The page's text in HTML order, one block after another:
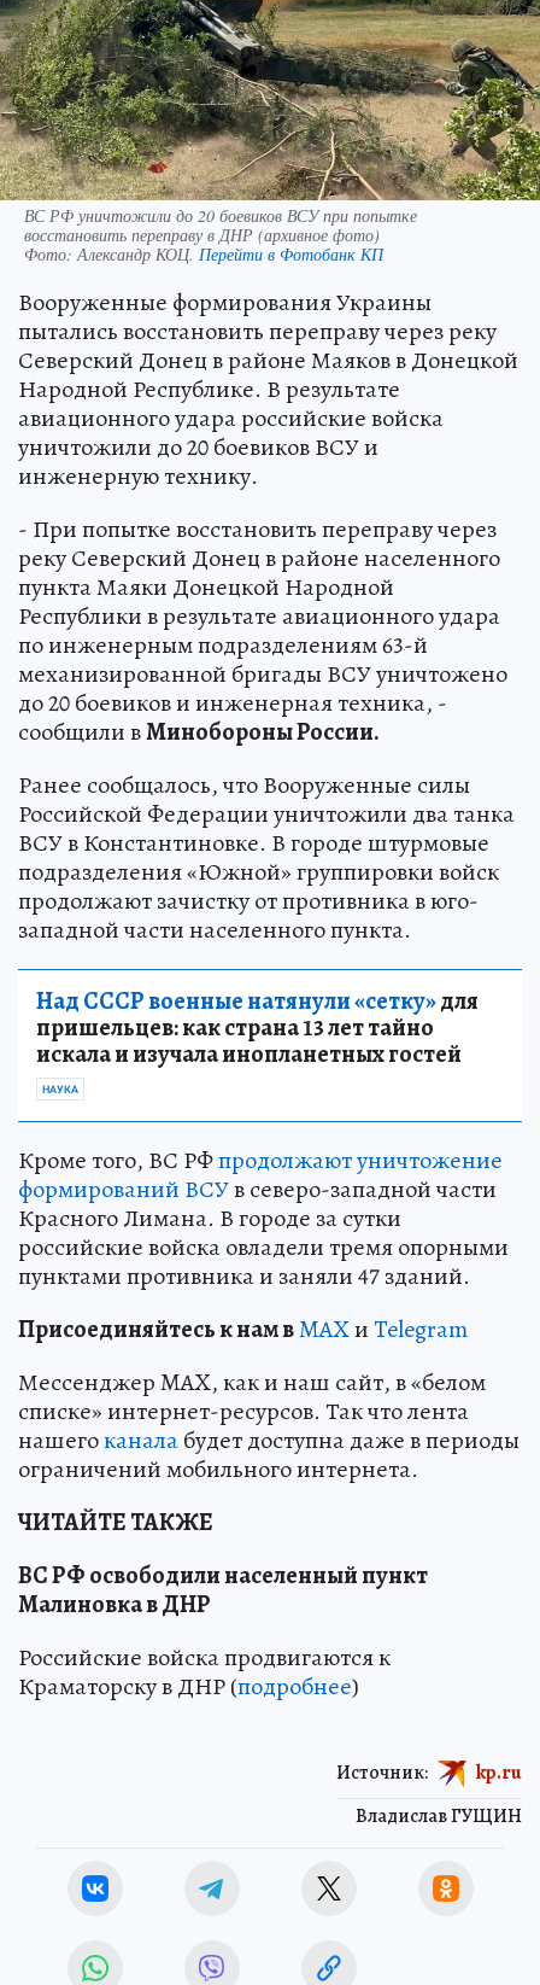
ВС РФ уничтожили до 20 боевиков ВСУ при попытке
восстановить переправу в ДНР (архивное фото)
Фото:Александр КОЦ. Перейти в Фотобанк КП
Вооруженные формирования Украины
пытались восстановить переправу через реку
Северский Донец в районе Маяков в Донецкой
Народной Республике. В результате
авиационного удара российские войска
уничтожили до 20 боевиков ВСУ и
инженерную технику.
- При попытке восстановить переправу через
реку Северский Донец в районе населенного
пункта Маяки Донецкой Народной
Республики в результате авиационного удара
по инженерным подразделениям 63-й
механизированной бригады ВСУ уничтожено
до 20 боевиков и инженерная техника, -
сообщили вМинобороны России.
Ранее сообщалось, что Вооруженные силы
Российской Федерации уничтожили два танка
ВСУ в Константиновке. В городе штурмовые
подразделения «Южной» группировки войск
продолжают зачистку от противника в юго-
западной части населенного пункта.
Над СССР военные натянули «сетку»для
пришельцев: как страна 13 лет тайно
искала и изучала инопланетных гостей
НАУКА
Кроме того, ВС РФпродолжают уничтожение
формирований ВСУв северо-западной части
Красного Лимана. В городе за сутки
российские войска овладели тремя опорными
пунктами противника и заняли 47 зданий.
Присоединяйтесь к нам вMAXиTelegram
Мессенджер MAX, как и наш сайт, в «белом
списке» интернет-ресурсов. Так что лента
нашегоканалабудет доступна даже в периоды
ограничений мобильного интернета.
ЧИТАЙТЕ ТАКЖЕ
ВС РФ освободили населенный пункт
Малиновка в ДНР
Российские войска продвигаются к
Краматорску в ДНР (подробнее)
Владислав ГУЩИН
Источник: kp.ru